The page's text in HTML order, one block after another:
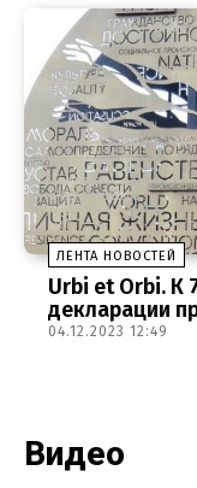
ЛЕНТА НОВОСТЕЙ
Urbi et Orbi. К
декларации
04.12.2023 12:49
Видео